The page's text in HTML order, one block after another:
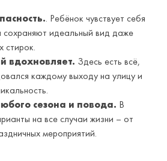
. Ребёнок чувствует себя
идеальный вид даже
стирок.
вдохновляет. Здесь есть всё,
каждому выходу на улицу и
сезона и повода. В
на все случаи жизни – от
мероприятий.